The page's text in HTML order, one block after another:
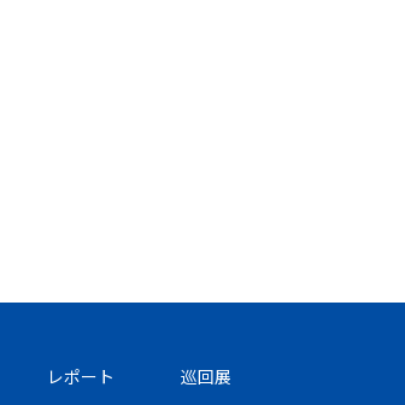
レポート
巡回展